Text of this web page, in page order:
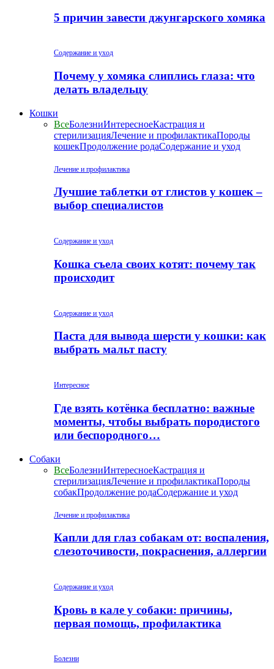
5 причин завести джунгарского хомяка
Содержание и уход
Почему у хомяка слиплись глаза: что
делать владельцу
Кошки
ВсеБолезниИнтересноеКастрация и
стерилизацияЛечение и профилактикаПороды
кошекПродолжение родаСодержание и уход
Лечение и профилактика
Лучшие таблетки от глистов у кошек –
выбор специалистов
Содержание и уход
Кошка съела своих котят: почему так
происходит
Содержание и уход
Паста для вывода шерсти у кошки: как
выбрать мальт пасту
Интересное
Где взять котёнка бесплатно: важные
моменты, чтобы выбрать породистого
или беспородного…
Собаки
ВсеБолезниИнтересноеКастрация и
стерилизацияЛечение и профилактикаПороды
собакПродолжение родаСодержание и уход
Лечение и профилактика
Капли для глаз собакам от: воспаления,
слезоточивости, покраснения, аллергии
Содержание и уход
Кровь в кале у собаки: причины,
первая помощь, профилактика
Болезни